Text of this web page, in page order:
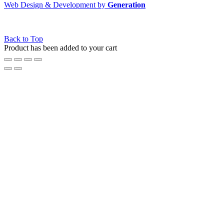
Web Design & Development by Generation
Back to Top
Product has been added to your cart